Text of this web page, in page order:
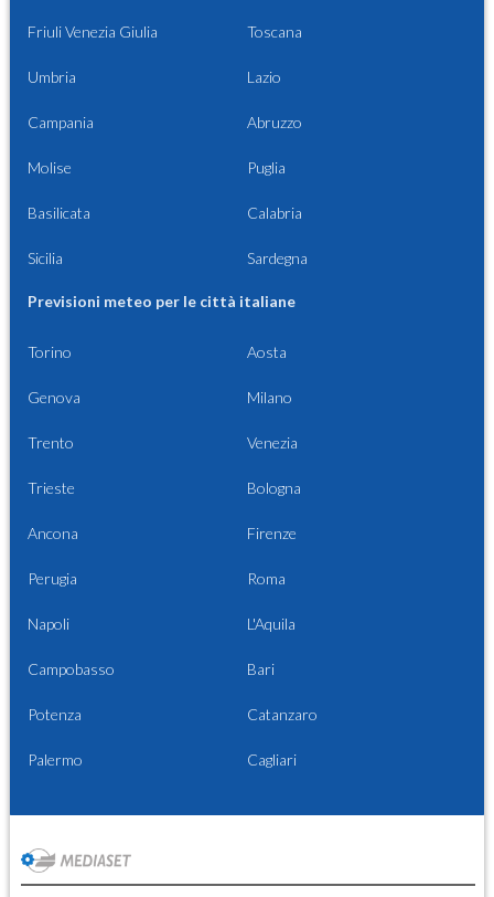
Friuli Venezia Giulia Toscana
Umbria Lazio
Campania Abruzzo
Molise Puglia
Basilicata Calabria
Sicilia Sardegna
Previsioni meteo per le città italiane
Torino Aosta
Genova Milano
Trento Venezia
Trieste Bologna
Ancona Firenze
Perugia Roma
Napoli L'Aquila
Campobasso Bari
Potenza Catanzaro
Palermo Cagliari